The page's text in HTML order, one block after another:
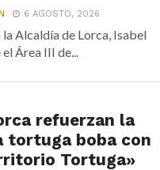
6 AGOSTO, 2026
Alcaldía de Lorca, Isabel
Área III de...
refuerzan la
tortuga boba con
Tortuga»